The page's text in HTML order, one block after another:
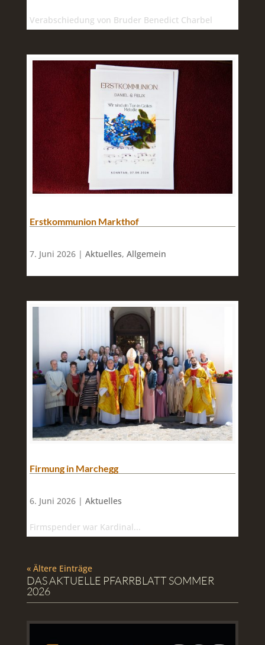
Verabschiedung von Bruder Benedict Charbel
Erstkommunion Markthof
7. Juni 2026 | Aktuelles, Allgemein
Firmung in Marchegg
6. Juni 2026 | Aktuelles
Firmspender war Kardinal...
« Ältere Einträge
DAS AKTUELLE PFARRBLATT SOMMER
2026